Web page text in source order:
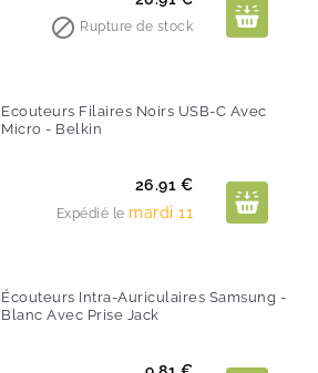
 Rupture de stock
Ecouteurs Filaires Noirs USB-C Avec
Micro - Belkin
Prix
26.91 €
Expédié le mardi 11
Écouteurs Intra-Auriculaires Samsung -
Blanc Avec Prise Jack